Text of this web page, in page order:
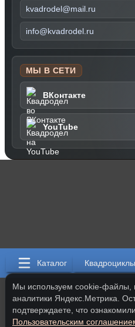
Каталог Квадроциклы
kvadrodel@mail.ru
info@kvadrodel.ru
МЫ В СЕТИ
ВКонтакте
YouTube
Мы используем cookie-файлы,
аналитики Яндекс.Метрика.
подтверждаете, что
Пользовательским